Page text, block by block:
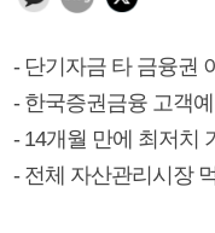
- 단기자금 타 금융권
- 한국증권금융 고객
- 14개월 만에 최저치
- 전체 자산관리시장